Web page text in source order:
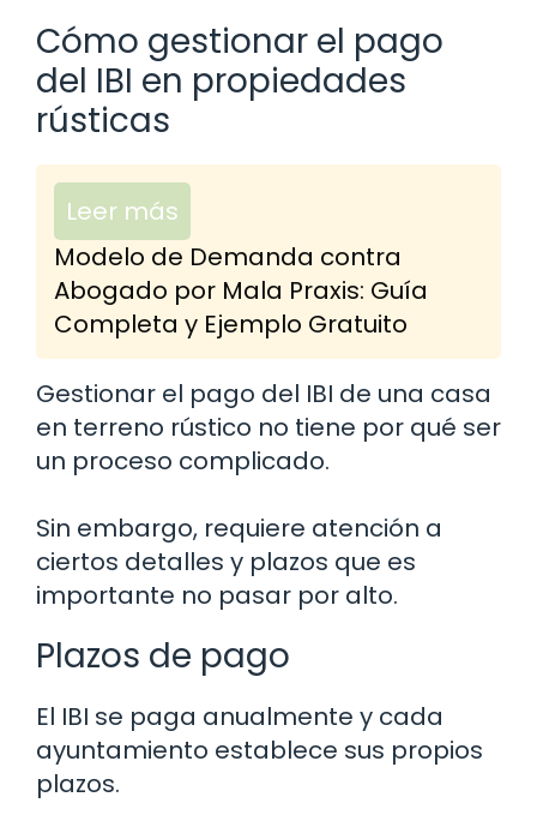
Cómo gestionar el pago
del IBI en propiedades
rústicas
Leer más
Modelo de Demanda contra
Abogado por Mala Praxis: Guía
Completa y Ejemplo Gratuito
Gestionar el pago del IBI de una casa
en terreno rústico no tiene por qué ser
un proceso complicado.
Sin embargo, requiere atención a
ciertos detalles y plazos que es
importante no pasar por alto.
Plazos de pago
El IBI se paga anualmente y cada
ayuntamiento establece sus propios
plazos.